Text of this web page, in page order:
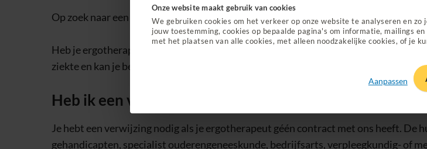
Onze website maakt gebruik van cookies
We gebruiken cookies om het verkeer op onze website te analyseren en
jouw toestemming, cookies op bepaalde pagina's om informatie, mailings
met het plaatsen van alle cookies, met alleen noodzakelijke cookies, of je
Aanpassen
Op zoek naar een zorgverlener met een contract voor ergotherapie?Vind een
Heb je ergotherapie nodig omdat je de ziekte van Parkinson hebt? Ga dan naar
ziekte en kan je beter helpen.
Vind een ergotherapeut met de specialisatie
Heb ik een verwijzing nodig?
Je hebt een verwijzing nodig als je ergotherapeut géén contract met ons heeft. De
gehandicapten, specialist ouderengeneeskunde, bedrijfsarts, verpleegkundig- of